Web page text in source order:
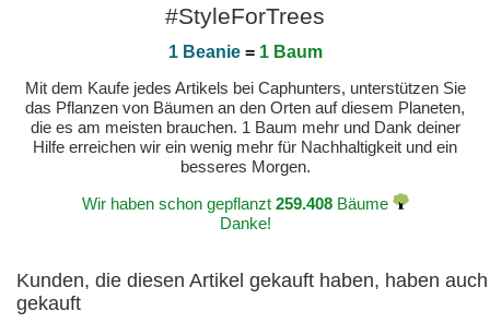
#StyleForTrees
1 Beanie= 1 Baum
Mit dem Kaufe jedes Artikels bei Caphunters, unterstützen Sie
das Pflanzen von Bäumen an den Orten auf diesem Planeten,
die es am meisten brauchen. 1 Baum mehr und Dank deiner
Hilfe erreichen wir ein wenig mehr für Nachhaltigkeit und ein
besseres Morgen.
Wir haben schon gepflanzt 259.408Bäume
Danke!
Kunden, die diesen Artikel gekauft haben, haben auch
gekauft